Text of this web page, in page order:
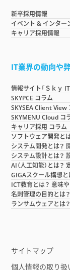
新卒採用情報
イベント & インター
キャリア採用情報
IT業界の動向や
情報サイト「Ｓｋｙ IT
SKYPCE コラム
SKYSEA Client View
SKYMENU Cloud コ
キャリア採用 コラム
ソフトウェア開発と
システム開発とは？
システム設計とは？
AI（人工知能）とは
GIGAスクール構想
ICT教育とは？ 意味
名刺管理の目的とは
ランサムウェアとは
サイトマップ
個人情報の取り扱